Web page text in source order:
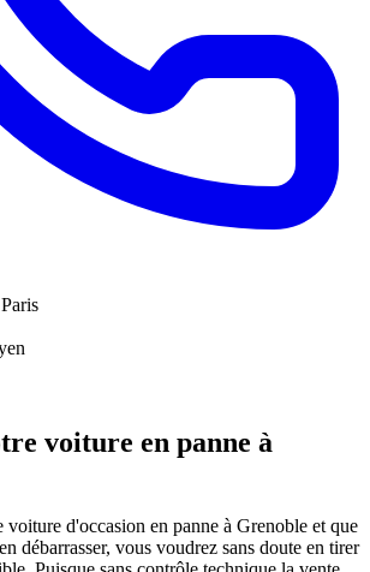
voiture en panne à
voiture d'occasion en panne à Grenoble et que
débarrasser, vous voudrez sans doute en tirer